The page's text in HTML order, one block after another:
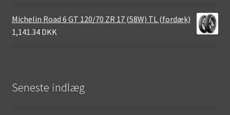
Michelin Road 6 GT 120/70 ZR 17 (58W) TL (fordæk)
1,141.34 DKK
Seneste indlæg